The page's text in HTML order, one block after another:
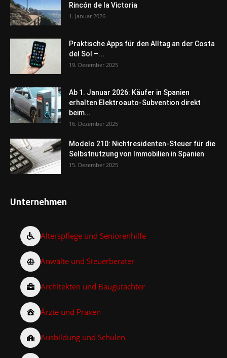
Rincón de la Victoria
1. Januar 2026
Praktische Apps für den Alltag an der Costa
del Sol –...
19. Dezember 2025
Ab 1. Januar 2026: Käufer in Spanien
erhalten Elektroauto-Subvention direkt
beim...
16. Dezember 2025
Modelo 210: Nichtresidenten-Steuer für die
Selbstnutzung von Immobilien in Spanien
15. Dezember 2025
Unternehmen
Alterspflege und Seniorenhilfe
Anwälte und Steuerberater
Architekten und Baugutachter
Ärzte und Praxen
Ausbildung und Schulen